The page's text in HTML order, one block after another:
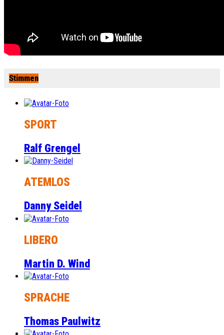
Stimmen
SPORT
Ralf Grengel
ATEMLOS
Danny Seidel
LIBERO
Martin D. Wind
SPRACHE
Thomas Paulwitz